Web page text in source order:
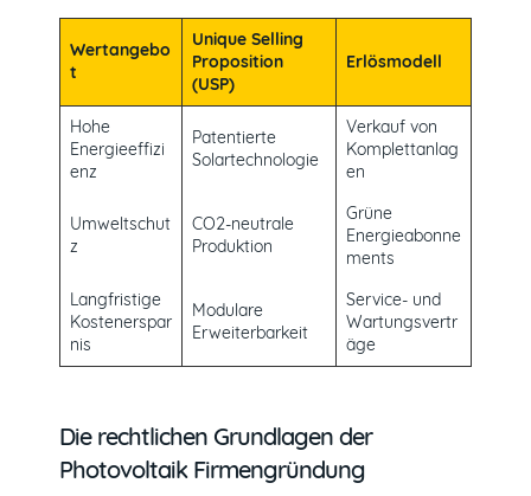
Wertangebo
t
Unique Selling
Proposition
(USP)
Erlösmodell
Hohe
Energieeffizi
enz
Patentierte
Solartechnologie
Verkauf von
Komplettanlag
en
Umweltschut
z
CO2-neutrale
Produktion
Grüne
Energieabonne
ments
Langfristige
Kostenerspar
nis
Modulare
Erweiterbarkeit
Service- und
Wartungsvertr
äge
Die rechtlichen Grundlagen der
Photovoltaik Firmengründung